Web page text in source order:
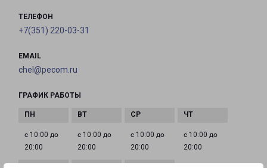
ТЕЛЕФОН
+7(351) 220-03-31
EMAIL
chel@pecom.ru
ГРАФИК РАБОТЫ
с 10:00 до
20:00
с 10:00 до
20:00
с 10:00 до
20:00
с 10:00 до
20:00